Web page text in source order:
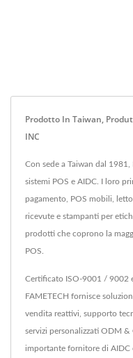
Prodotto In Taiwan,
INC
Con sede a Taiwan dal
sistemi POS e AIDC. I loro
pagamento, POS mobili,
ricevute e stampanti per
prodotti che coprono la
POS.
Certificato ISO-9001 / 9002
FAMETECH fornisce
vendita reattivi, supporto
servizi personalizzati ODM &
importante fornitore di AIDC